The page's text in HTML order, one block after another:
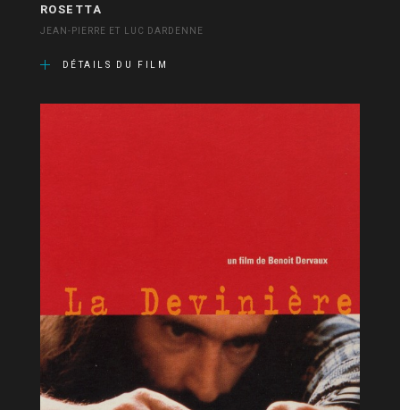
ROSETTA
JEAN-PIERRE ET LUC DARDENNE
DÉTAILS DU FILM